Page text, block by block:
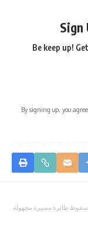
Sign
Be keep up!
By signing up, you
سقوط طائرة مسيرة مجهولة